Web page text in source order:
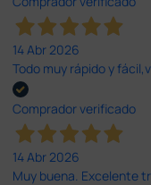
14 Abr 2026
Todo muy rápido y
Comprador verificado
14 Abr 2026
Muy buena. Excelente